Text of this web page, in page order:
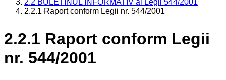
2.2 BULETINUL INFORMATIV al Legii 544/2001
2.2.1 Raport conform Legii nr. 544/2001
2.2.1 Raport conform Legii
nr. 544/2001